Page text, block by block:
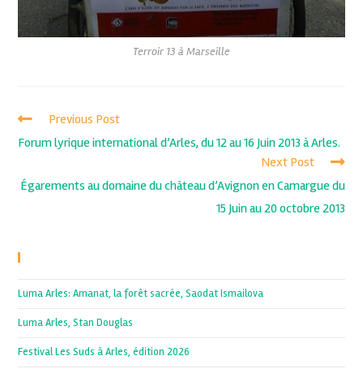
Terroir 13 à Marseille
Previous Post
Forum lyrique international d’Arles, du 12 au 16 Juin 2013 à Arles.
Next Post
Égarements au domaine du château d’Avignon en Camargue du
15 Juin au 20 octobre 2013
Luma Arles: Amanat, la forêt sacrée, Saodat Ismailova
Luma Arles, Stan Douglas
Festival Les Suds à Arles, édition 2026